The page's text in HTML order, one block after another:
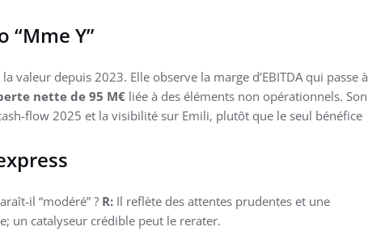
“Mme Y”
valeur depuis 2023. Elle observe la marge d’EBITDA qui passe à
nette de 95 M€ liée à des éléments non opérationnels. Son
flow 2025 et la visibilité sur Emili, plutôt que le seul bénéfice
il “modéré” ? R: Il reflète des attentes prudentes et une
un catalyseur crédible peut le rerater.